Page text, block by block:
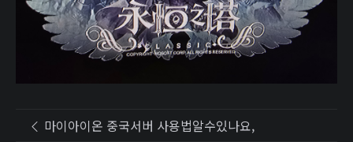
마이아이온 중국서버 사용법알수있나요,